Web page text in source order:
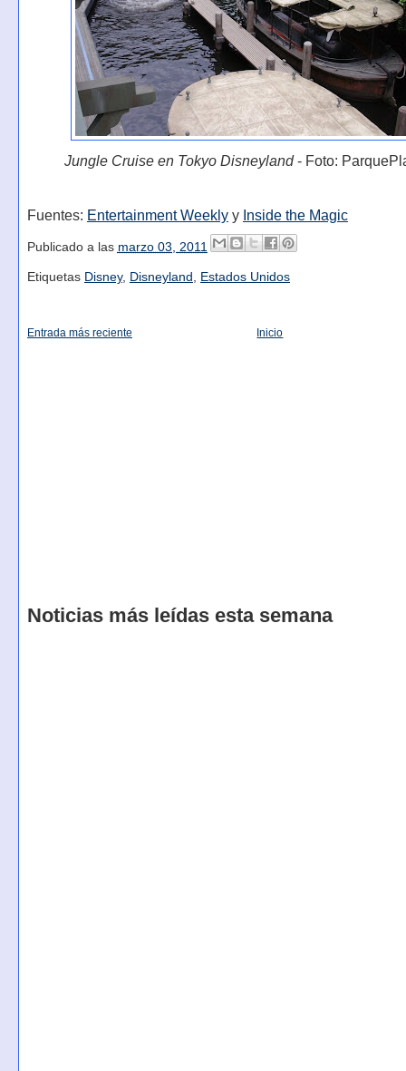
Jungle Cruise en Tokyo Disneyland- Foto:
Fuentes: Entertainment Weeklyy Inside the Magic
Publicado a las marzo 03, 2011
Etiquetas Disney, Disneyland , Estados Unidos
Entrada más reciente Inicio
Noticias más leídas esta semana